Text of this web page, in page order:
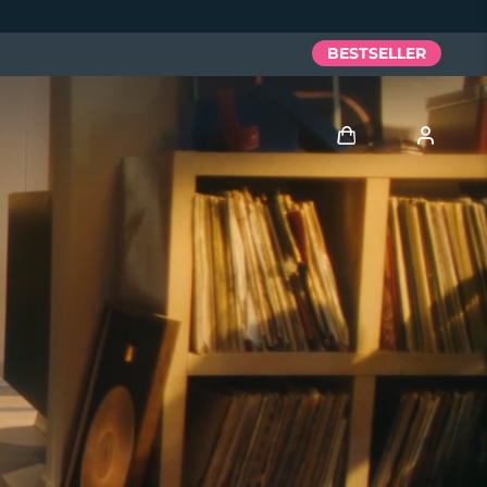
BESTSELLER
Accedi
Profilo utente
I miei dispositivi
I miei ordini
I miei indirizzi
I miei abbonamenti